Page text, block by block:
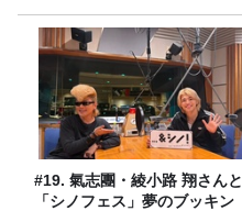
～ごきげんよう、ルンルン
～』8/9（日）16時放送
#19. 氣志團・綾小路 翔さんと
「シノフェス」夢のブッキン